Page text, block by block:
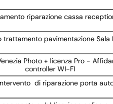
riparazione cassa
trattamento pavimentazione Sala
Photo + licenza Pro -
controller WI-FI
di riparazione porta